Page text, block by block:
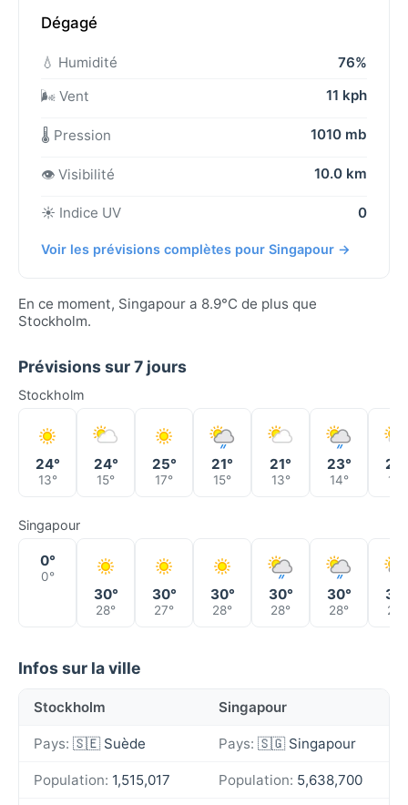
Dégagé
💧 Humidité
76%
🌬️ Vent
11 kph
🌡️ Pression 1010 mb
👁️ Visibilité 10.0 km
☀️ Indice UV 0
Voir les prévisions complètes pour Singapour →
En ce moment, Singapour a 8.9°C de plus que
Stockholm.
Prévisions sur 7 jours
Stockholm
24°
13°
24°
15°
25°
17°
21°
15°
21°
13°
23°
14° 15°
Singapour
0°
0°
30°
28°
30°
27°
30°
28°
30°
28°
30°
28° 28°
Infos sur la ville
Stockholm Singapour
Pays: 🇸🇪 Suède Pays: 🇸🇬 Singapour
Population: 1,515,017 Population: 5,638,700